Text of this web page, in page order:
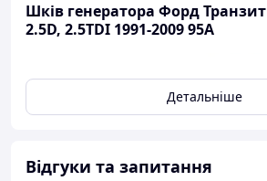
Шків генератора Форд
2.5D, 2.5TDI 1991-2009 95A
Детальніше
Відгуки та запитання